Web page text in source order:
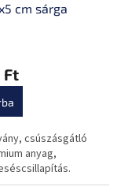
cm sárga
Ft
csúszásgátló
anyag,